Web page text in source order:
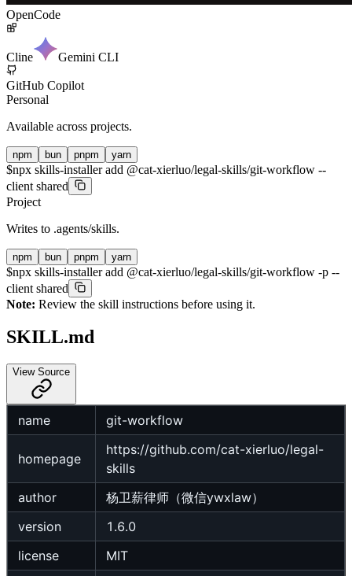
OpenCode
Cline Gemini CLI
GitHub Copilot
Personal
Available across projects.
npm bun pnpm yarn
$npx skills-installer add @cat-xierluo/legal-skills/git-workflow --
client shared
Project
Writes to .agents/skills.
npm bun pnpm yarn
$npx skills-installer add @cat-xierluo/legal-skills/git-workflow -p --
client shared
Note: Review the skill instructions before using it.
SKILL.md
View Source
name git-workflow
homepage
https://github.com/cat-xierluo/legal-
skills
author
杨卫薪律师（微信ywxlaw）
version
1.6.0
license
MIT